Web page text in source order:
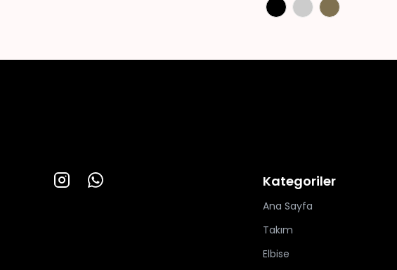
Kategoriler
Ana Sayfa
Takım
Elbise